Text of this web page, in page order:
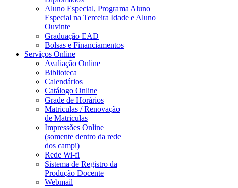
Aluno Especial, Programa Aluno
Especial na Terceira Idade e Aluno
Ouvinte
Graduação EAD
Bolsas e Financiamentos
Serviços Online
Avaliação Online
Biblioteca
Calendários
Catálogo Online
Grade de Horários
Matriculas / Renovação
de Matriculas
Impressões Online
(somente dentro da rede
dos campi)
Rede Wi-fi
Sistema de Registro da
Produção Docente
Webmail